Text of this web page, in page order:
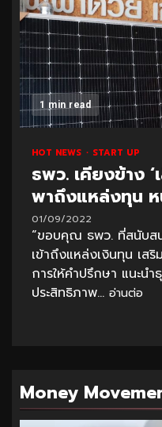
1 min read
HOT NEWS START UP
ธพว. เคียงข้าง ‘
พาถึงแหล่งทุน ห
01/09/2022
“ขอบคุณ ธพว. ที่สนับสนุ
เข้าถึงแหล่งเงินทุน เส
การให้คำปรึกษา แนะนำ
ประสิทธิภาพ... อ่านต่อ
Money